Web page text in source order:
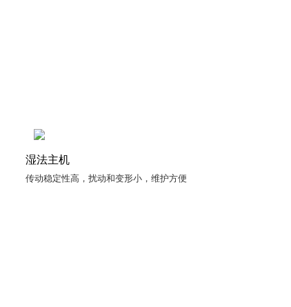
湿法主机
传动稳定性高，扰动和变形小，维护方便